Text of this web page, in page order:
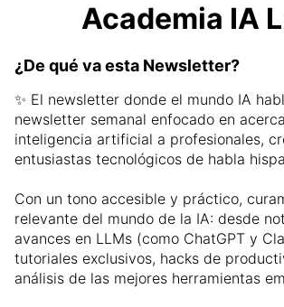
Academia IA
¿De qué va esta Newsletter?
✨ El newsletter donde el mundo IA
newsletter semanal enfocado en
inteligencia artificial a profesionales,
entusiastas tecnológicos de habla
Con un tono accesible y práctico,
relevante del mundo de la IA: desde
avances en LLMs (como ChatGPT y
tutoriales exclusivos, hacks de
análisis de las mejores herramientas